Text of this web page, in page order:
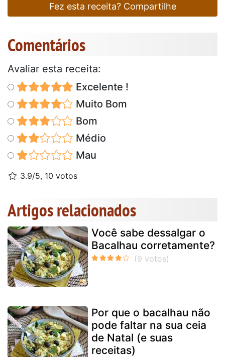
Fez esta receita? Compartilhe
Comentários
Avaliar esta receita:
Excelente !
Muito Bom
Bom
Médio
Mau
3.9/5, 10 votos
Artigos relacionados
Você sabe dessalgar o
Bacalhau corretamente?
Por que o bacalhau não
pode faltar na sua ceia
de Natal (e suas
receitas)